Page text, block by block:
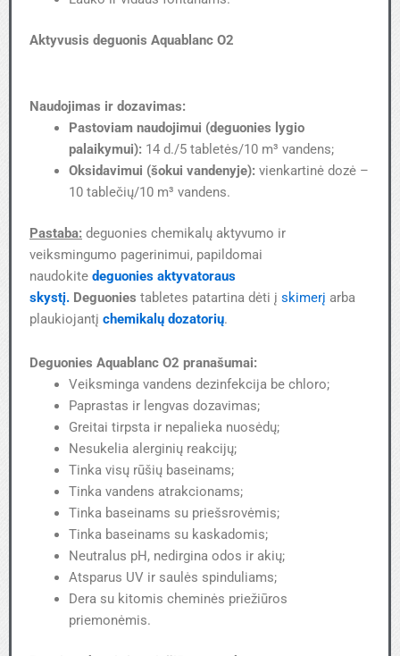
Aktyvusis deguonis Aquablanc O2​
Naudojimas ir dozavimas:
Pastoviam naudojimui (deguonies lygio
palaikymui): 14 d./5 tabletės/10 m³ vandens;
Oksidavimui (šokui vandenyje): vienkartinė dozė –
10 tablečių/10 m³ vandens.
Pastaba: deguonies chemikalų aktyvumo ir
veiksmingumo pagerinimui, papildomai
naudokite deguonies aktyvatoraus
skystį. Deguonies tabletes patartina dėti į skimerį arba
plaukiojantį chemikalų dozatorių.
Deguonies Aquablanc O2 pranašumai:
Veiksminga vandens dezinfekcija be chloro;
Paprastas ir lengvas dozavimas;
Greitai tirpsta ir nepalieka nuosėdų;
Nesukelia alerginių reakcijų;
Tinka visų rūšių baseinams;
Tinka vandens atrakcionams;
Tinka baseinams su priešsrovėmis;
Tinka baseinams su kaskadomis;
Neutralus pH, nedirgina odos ir akių;
Atsparus UV ir saulės spinduliams;
Dera su kitomis cheminės priežiūros
priemonėmis.